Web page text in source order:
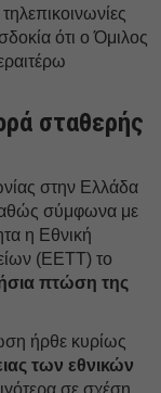
ότι ο Όμιλος
σταθερής
στην Ελλάδα
σύμφωνα με
η Εθνική
(EETT) το
πτώση της
ήρθε κυρίως
των εθνικών
σε σχέση